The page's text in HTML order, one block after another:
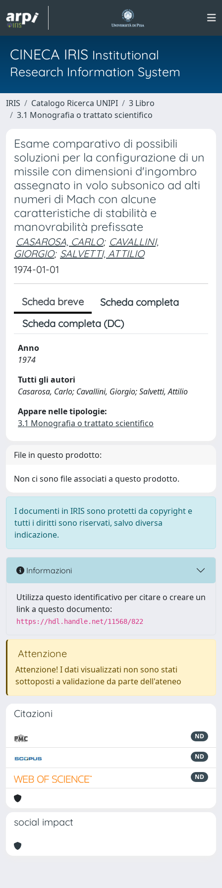
CINECA IRIS Institutional
Research Information System
IRIS Catalogo Ricerca UNIPI
3 Libro
3.1 Monografia o trattato scientifico
Esame comparativo di possibili
soluzioni per la configurazione di un
missile con dimensioni d'ingombro
assegnato in volo subsonico ad alti
numeri di Mach con alcune
caratteristiche di stabilità e
manovrabilità prefissate
CASAROSA, CARLO; CAVALLINI,
GIORGIO; SALVETTI, ATTILIO
1974-01-01
Scheda breve
Scheda completa
Scheda completa (DC)
Anno
1974
Tutti gli autori
Casarosa, Carlo; Cavallini, Giorgio; Salvetti, Attilio
Appare nelle tipologie:
3.1 Monografia o trattato scientifico
File in questo prodotto:
Non ci sono file associati a questo prodotto.
I documenti in IRIS sono protetti da copyright e
tutti i diritti sono riservati, salvo diversa
indicazione.
Informazioni
Utilizza questo identificativo per citare o creare un
link a questo documento:
https://hdl.handle.net/11568/822
Attenzione
Attenzione! I dati visualizzati non sono stati
sottoposti a validazione da parte dell'ateneo
Citazioni
ND
ND
ND
social impact